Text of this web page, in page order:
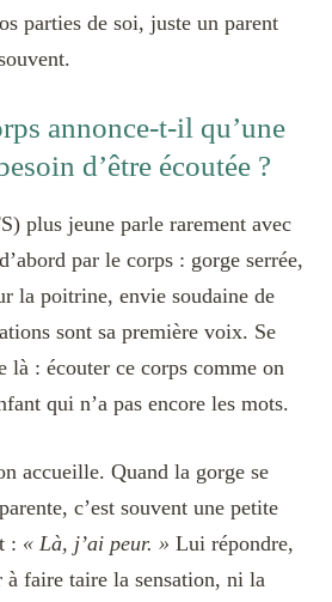
parties de soi, juste un parent
annonce-t-il qu’une
d’être écoutée ?
plus jeune parle rarement avec
par le corps : gorge serrée,
la poitrine, envie soudaine de
sont sa première voix. Se
là : écouter ce corps comme on
qui n’a pas encore les mots.
accueille. Quand la gorge se
c’est souvent une petite
: « Là, j’ai peur. » Lui répondre,
à faire taire la sensation, ni la